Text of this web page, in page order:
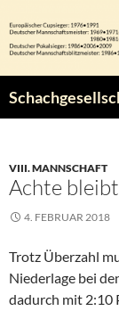
Inhalt
springen
VIII. MANNSCHAFT
Achte
4. FEBRUAR 2018
Trotz Überzahl
Niederlage bei
dadurch mit 2:10